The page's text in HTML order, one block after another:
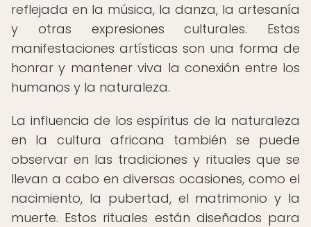
reflejada en la música, la danza, la artesanía
y otras expresiones culturales. Estas
manifestaciones artísticas son una forma de
honrar y mantener viva la conexión entre los
humanos y la naturaleza.
La influencia de los espíritus de la naturaleza
en la cultura africana también se puede
observar en las tradiciones y rituales que se
llevan a cabo en diversas ocasiones, como el
nacimiento, la pubertad, el matrimonio y la
muerte. Estos rituales están diseñados para